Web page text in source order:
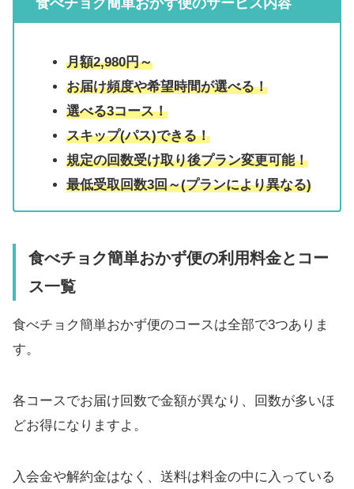
月額2,980円～
お届け頻度や希望時間が選べる！
選べる3コース！
スキップ(パス)できる！
規定の回数受け取り後プラン変更可能！
最低受取回数3回～(プランにより異なる)
食べチョク簡単おかず便の利用料金とコー
ス一覧
食べチョク簡単おかず便のコースは全部で3つありま
す。
各コースでお届け回数で金額が異なり、回数が多いほ
どお得になりますよ。
入会金や解約金はなく、送料は料金の中に入っている